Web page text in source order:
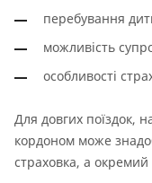
перебування
можливість
особливості
Для довгих поїздок,
кордоном може
страховка, а окремий